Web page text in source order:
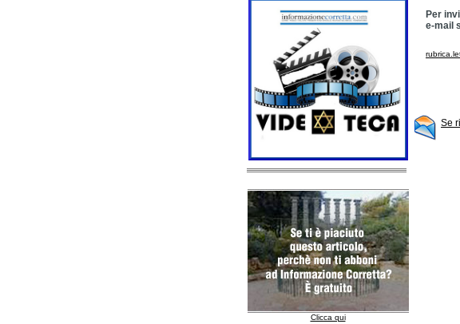
Clicca qui
Per
e-mail
Se